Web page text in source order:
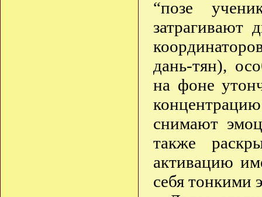
“позе
затрагивают
дань-тян),
на фоне
снимают
также
активацию
себя тонкими